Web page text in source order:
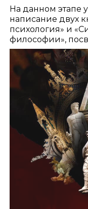
На данном этапе
написание двух
психология» и
философии»,